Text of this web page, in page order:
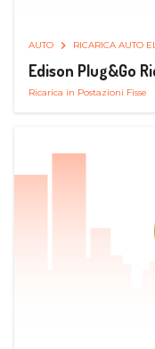
AUTO RICARICA AUTO
Edison Plug&Go
Ricarica in Postazioni Fisse